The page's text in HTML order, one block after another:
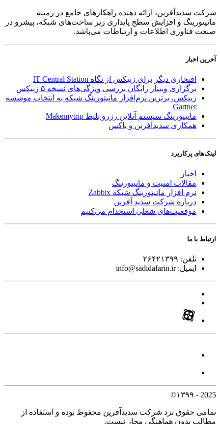
شرکت سدید‌آفرین، ارائه دهنده راهکارهای جامع در زمینه
مانیتورینگ و افزایش سطح پایداری زیر ساخت‌های شبکه، پیشرو در
صنعت فناوری اطلاعات و ارتباطات می‌باشد.
آخرین اخبار
افتخاری دیگر برای زبیکس از نگاه IT Central Station
برگزاری وبینار رایگان بررسی ویژگی‌های نسخه ۵ زبیکس
زبیکس، برترین نرم‌افزار مانیتورینگ شبکه به انتخاب موسسه
Gartner
مانیتورینگ سیستم آنلاین رزرو بلیط Makemytrip
همکاری سدیدآفرین و باکس
لینک‌های پر‌کاربرد
اخبار
مقالات امنیت و مانیتورینگ
نرم افزار مانیتورینگ شبکه Zabbix
درباره شرکت سدید آفرین
موقعیت‌های شغلی استخدام ‌می‌کنیم
ارتباط با ما
تلفن: ۲۶۴۲۱۳۹۹
ایمیل:info@sadidafarin.ir
2025 - ۱۳۹۹©
تمامی حقوق نزد شرکت سدیدآفرین محفوظ بوده و استفاده از
مطالب بدون هماهنگی مجاز نیست.